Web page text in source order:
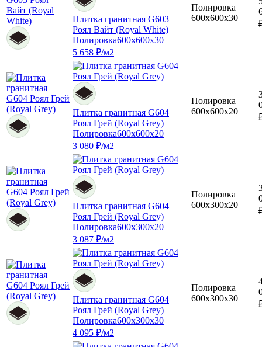
Плитка гранитная G603
Роял Вайт (Royal White)
Полировка600x600x30
5 658 ₽/м2
Полировка
600x600x30
Плитка гранитная G604
Роял Грей (Royal Grey)
Полировка600x600x20
3 080 ₽/м2
Полировка
600x600x20
Плитка гранитная G604
Роял Грей (Royal Grey)
Полировка600x300x20
3 087 ₽/м2
Полировка
600x300x20
Плитка гранитная G604
Роял Грей (Royal Grey)
Полировка600x300x30
4 095 ₽/м2
Полировка
600x300x30